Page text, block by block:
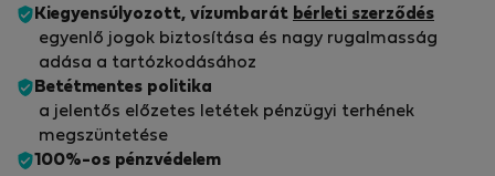
Kiegyensúlyozott, vízumbarát bérleti szerződés
egyenlő jogok biztosítása és nagy rugalmasság
adása a tartózkodásához
Betétmentes politika
a jelentős előzetes letétek pénzügyi terhének
megszüntetése
100%-os pénzvédelem